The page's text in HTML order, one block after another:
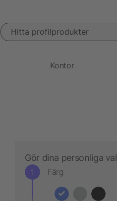
Hitta profilprodukter
Kontor
Gör dina personliga val
Färg